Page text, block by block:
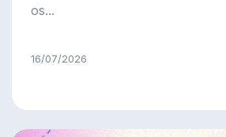
os...
16/07/2026